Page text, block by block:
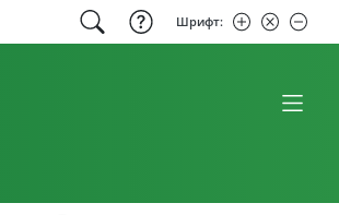
Шрифт: